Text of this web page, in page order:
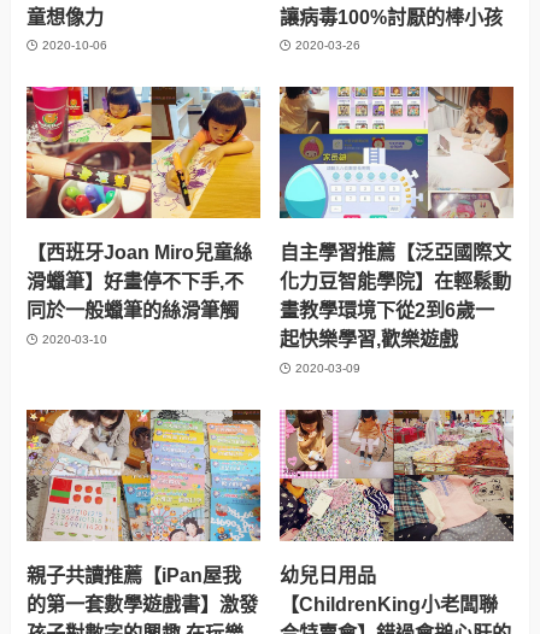
童想像力
2020-10-06
讓病毒100%討厭的棒小孩
2020-03-26
【西班牙Joan Miro兒童絲
滑蠟筆】好畫停不下手,不
同於一般蠟筆的絲滑筆觸
2020-03-10
自主學習推薦【泛亞國際文
化力豆智能學院】在輕鬆動
畫教學環境下從2到6歲一
起快樂學習,歡樂遊戲
2020-03-09
親子共讀推薦【iPan屋我
的第一套數學遊戲書】激發
幼兒日用品
【ChildrenKing小老闆聯